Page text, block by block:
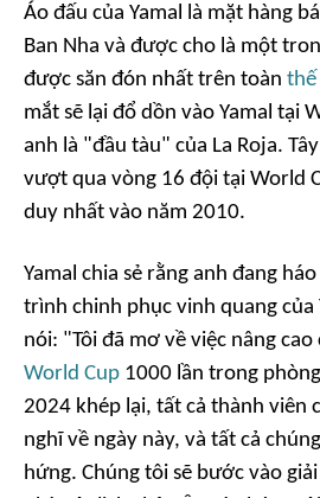
Áo đấu của Yamal là mặt hàng
Ban Nha và được cho là một
được săn đón nhất trên toàn thế
mắt sẽ lại đổ dồn vào Yamal tại
anh là "đầu tàu" của La Roja.
vượt qua vòng 16 đội tại World
duy nhất vào năm 2010.
Yamal chia sẻ rằng anh đang
trình chinh phục vinh quang của
nói: "Tôi đã mơ về việc nâng cao
World Cup 1000 lần trong
2024 khép lại, tất cả thành viên
nghĩ về ngày này, và tất cả
hứng. Chúng tôi sẽ bước vào